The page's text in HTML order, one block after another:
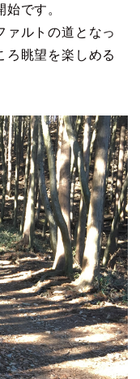
です。
ァルトの道となっ
ろ眺望を楽しめる